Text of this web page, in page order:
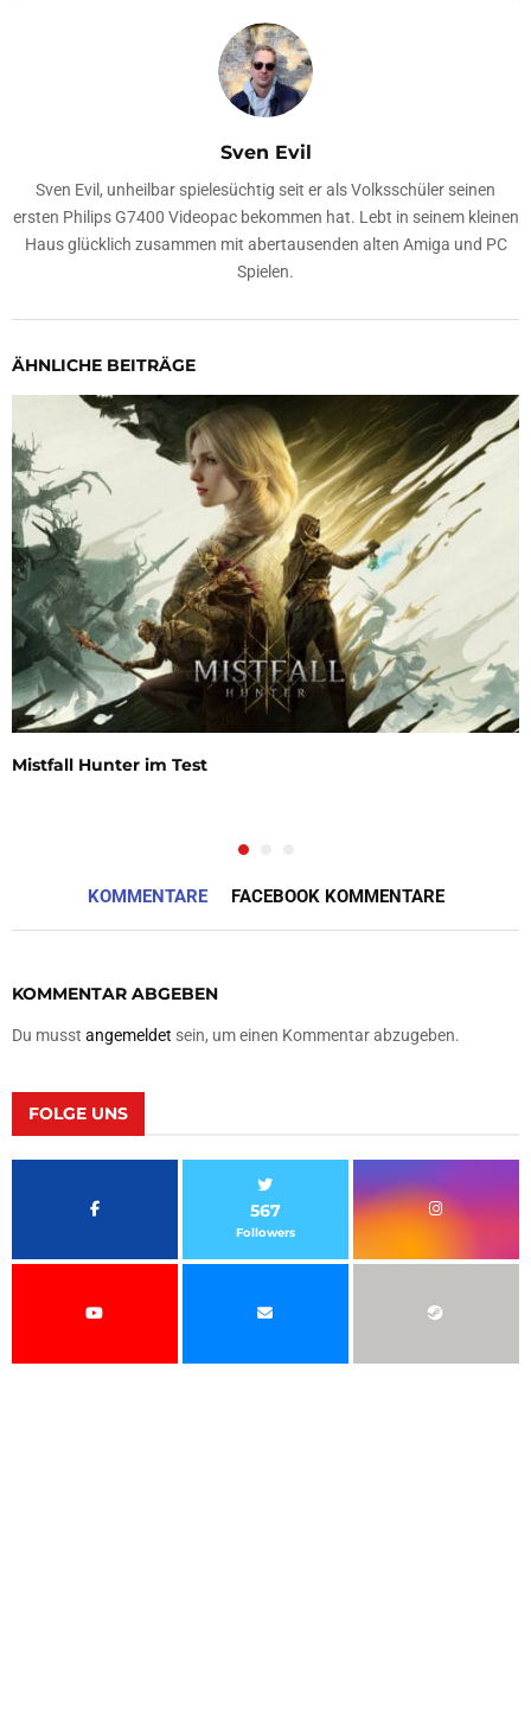
Sven Evil
Sven Evil, unheilbar spielesüchtig seit er als Volksschüler seinen
ersten Philips G7400 Videopac bekommen hat. Lebt in seinem kleinen
Haus glücklich zusammen mit abertausenden alten Amiga und PC
Spielen.
ÄHNLICHE BEITRÄGE
Mistfall Hunter im Test
KOMMENTARE FACEBOOK KOMMENTARE
KOMMENTAR ABGEBEN
Du musst angemeldet sein, um einen Kommentar abzugeben.
FOLGE UNS
567
Followers